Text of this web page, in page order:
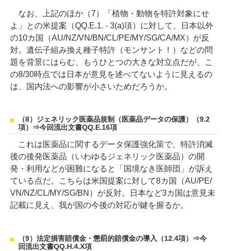
なお、上記のほか（7）「植物・動物を特許対象にせ
よ」との米提案（QQ.E.1. - 3(a)項）に対して、日本以外
の10カ国（AU/NZ/VN/BN/CL/PE/MY/SG/CA/MX）が反
対。遺伝子組み換え種子特許（モンサント！）などの問
題を背景にはらむ、もうひとつの大きな対立点だが、こ
の8/30時点では日本が意見を述べてないように見えるの
は、国内法への影響が小さいためだろうか。
（8）ジェネリック医薬品規制（医薬品データの保護）（9.2
項）⇒今回流出文書QQ.E.16項
これは医薬品に関するデータ保護強化策で、特許消滅
後の後発医薬品（いわゆるジェネリック医薬品）の開
発・利用などが困難になると「国境なき医師団」が訴え
ている点だ。こちらは米国提案に対して8カ国（AU/PE/
VN/NZ/CL/MY/SG/BN）が反対。日本など3カ国は意見未
記載に見え、我が国の今後の対応が鍵を握るか。
（9）法定損害賠償金・懲罰的賠償金の導入（12.4項）⇒今
回流出文書QQ.H.4.X項